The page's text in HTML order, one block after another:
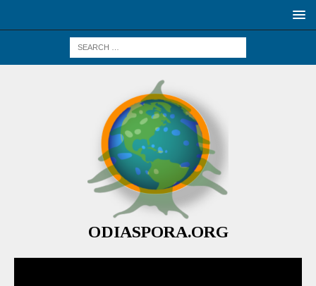
ODIASPORA.ORG